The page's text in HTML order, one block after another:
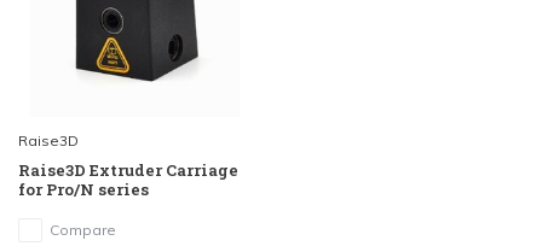
Raise3D
Raise3D Extruder Carriage
for Pro/N series
Compare